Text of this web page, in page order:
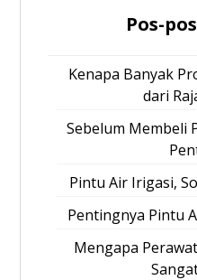
Pos-
Kenapa Banyak
dari
Sebelum Membeli
Pintu Air Irigasi,
Pentingnya Pintu
Mengapa